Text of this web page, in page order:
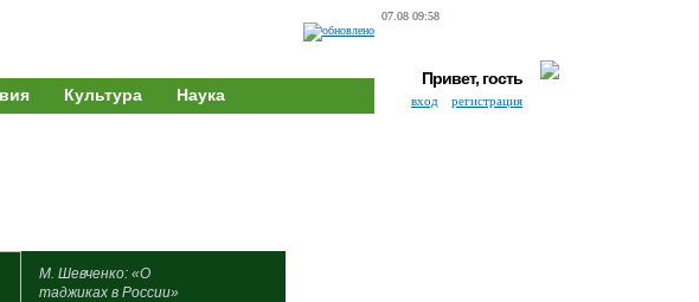
07.08 09:58
Культура Наука
Привет, гость
вход регистрация
М. Шевченко: «О
таджиках в России»